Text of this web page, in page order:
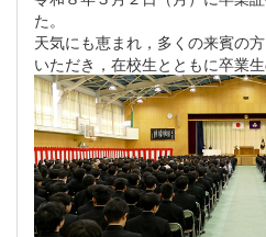
た。
天気にも恵まれ，多くの来賓の
いただき，在校生とともに卒業